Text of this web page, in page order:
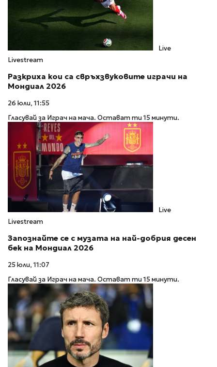
Live
Livestream
Разкриха кои са свръхзвуковите играчи на
Мондиал 2026
26 юли, 11:55
Гласувай за Играч на мача. Остават ти 15 минути.
Live
Livestream
Запознайте се с музата на най-добрия десен
бек на Мондиал 2026
25 юли, 11:07
Гласувай за Играч на мача. Остават ти 15 минути.